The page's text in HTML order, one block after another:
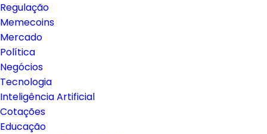
Regulação
Memecoins
Mercado
Política
Negócios
Tecnologia
Inteligência Artificial
Cotações
Educação